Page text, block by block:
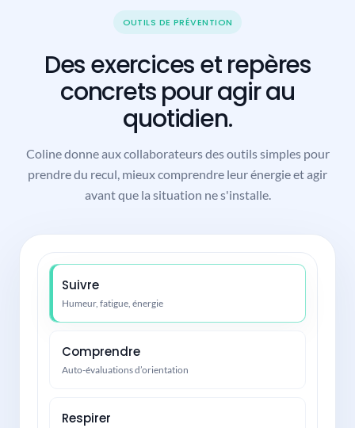
OUTILS DE PRÉVENTION
Des exercices et repères
concrets pour agir au
quotidien.
Coline donne aux collaborateurs des outils simples pour
prendre du recul, mieux comprendre leur énergie et agir
avant que la situation ne s'installe.
Suivre
Humeur, fatigue, énergie
Comprendre
Auto-évaluations d’orientation
Respirer